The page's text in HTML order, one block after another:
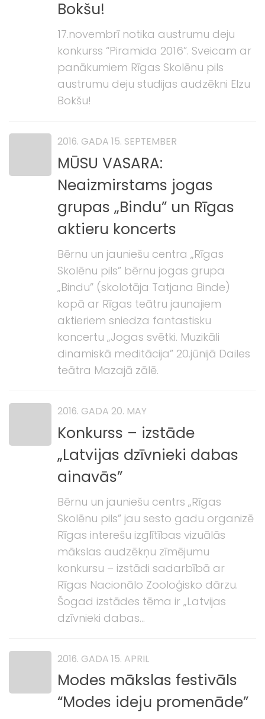
Bokšu!
17.novembrī notika austrumu deju
konkurss “Piramida 2016”. Sveicam ar
panākumiem Rīgas Skolēnu pils
austrumu deju studijas audzēkni Elzu
Bokšu!
2016. GADA 15. SEPTEMBER
MŪSU VASARA:
Neaizmirstams jogas
grupas „Bindu” un Rīgas
aktieru koncerts
Bērnu un jauniešu centra „Rīgas
Skolēnu pils” bērnu jogas grupa
„Bindu” (skolotāja Tatjana Binde)
kopā ar Rīgas teātru jaunajiem
aktieriem sniedza fantastisku
koncertu „Jogas svētki. Muzikāli
dinamiskā meditācija” 20.jūnijā Dailes
teātra Mazajā zālē.
2016. GADA 20. MAY
Konkurss – izstāde
„Latvijas dzīvnieki dabas
ainavās”
Bērnu un jauniešu centrs „Rīgas
Skolēnu pils” jau sesto gadu organizē
Rīgas interešu izglītības vizuālās
mākslas audzēkņu zīmējumu
konkursu – izstādi sadarbībā ar
Rīgas Nacionālo Zooloģisko dārzu.
Šogad izstādes tēma ir „Latvijas
dzīvnieki dabas...
2016. GADA 15. APRIL
Modes mākslas festivāls
“Modes ideju promenāde”